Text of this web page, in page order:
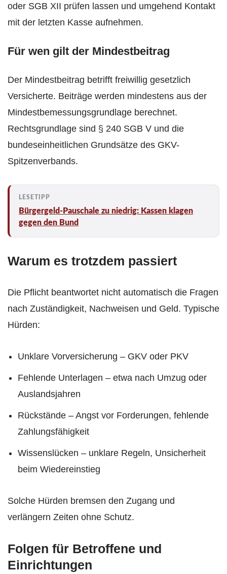
oder SGB XII prüfen lassen und umgehend Kontakt
mit der letzten Kasse aufnehmen.
Für wen gilt der Mindestbeitrag
Der Mindestbeitrag betrifft freiwillig gesetzlich
Versicherte. Beiträge werden mindestens aus der
Mindestbemessungsgrundlage berechnet.
Rechtsgrundlage sind § 240 SGB V und die
bundeseinheitlichen Grundsätze des GKV-
Spitzenverbands.
Bürgergeld-Pauschale zu niedrig: Kassen klagen
gegen den Bund
Warum es trotzdem passiert
Die Pflicht beantwortet nicht automatisch die Fragen
nach Zuständigkeit, Nachweisen und Geld. Typische
Hürden:
Unklare Vorversicherung – GKV oder PKV
Fehlende Unterlagen – etwa nach Umzug oder
Auslandsjahren
Rückstände – Angst vor Forderungen, fehlende
Zahlungsfähigkeit
Wissenslücken – unklare Regeln, Unsicherheit
beim Wiedereinstieg
Solche Hürden bremsen den Zugang und
verlängern Zeiten ohne Schutz.
Folgen für Betroffene und
Einrichtungen